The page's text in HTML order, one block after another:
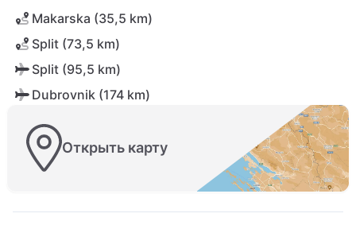
Makarska (35,5 km)
Split (73,5 km)
Split (95,5 km)
Dubrovnik (174 km)
Открыть карту